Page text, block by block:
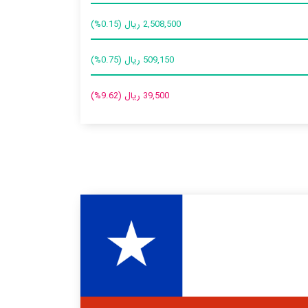
2,508,500 ریال (0.15%)
509,150 ریال (0.75%)
39,500 ریال (9.62%)